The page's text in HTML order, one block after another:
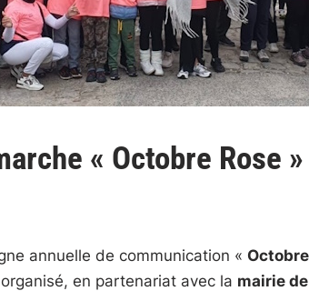
« Octobre Rose
annuelle de communication «
en partenariat avec la mairie